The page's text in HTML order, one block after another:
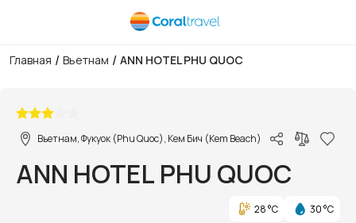
Главная / Вьетнам / ANN HOTEL PHU QUOC
Вьетнам, Фукуок (Phu Quoc), Кем Бич (Kem Beach)
ANN HOTEL PHU QUOC
28 °C
30 °C